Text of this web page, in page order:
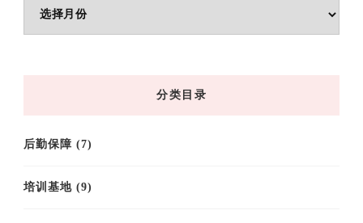
章
分类目录
后勤保障 (7)
培训基地 (9)